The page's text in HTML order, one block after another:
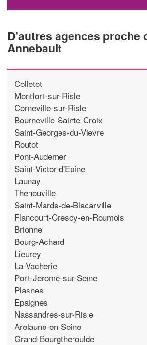
D’autres agences proche
Annebault
Colletot
Montfort-sur-Risle
Corneville-sur-Risle
Bourneville-Sainte-Croix
Saint-Georges-du-Vievre
Routot
Pont-Audemer
Saint-Victor-d'Epine
Launay
Thenouville
Saint-Mards-de-Blacarville
Flancourt-Crescy-en-Roumois
Brionne
Bourg-Achard
Lieurey
La-Vacherie
Port-Jerome-sur-Seine
Plasnes
Epaignes
Nassandres-sur-Risle
Arelaune-en-Seine
Grand-Bourgtheroulde